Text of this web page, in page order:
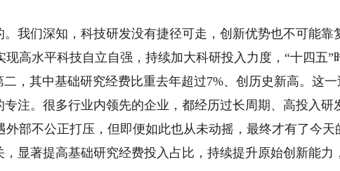
们深知，科技研发没有捷径可走，创新优势也不可能靠
高水平科技自立自强，持续加大科研投入力度，“十四五”
，其中基础研究经费比重去年超过7%、创历史新高。这一
注。很多行业内领先的企业，都经历过长周期、高投入研
部不公正打压，但即便如此也从未动摇，最终才有了今天
显著提高基础研究经费投入占比，持续提升原始创新能力